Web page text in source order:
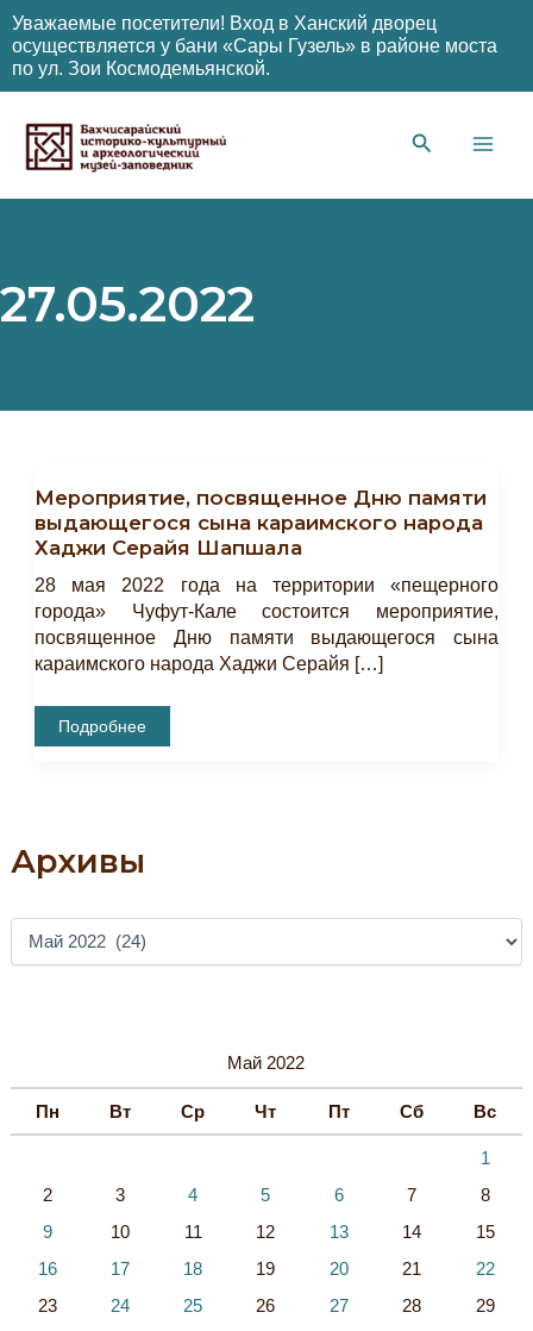
Уважаемые посетители! Вход в Ханский дворец
осуществляется у бани «Сары Гузель» в районе моста
по ул. Зои Космодемьянской.
содержимому
27.05.2022
Архивы
Май 2022
Пн Вт Ср Чт Пт Сб Вс
1
2
3 4 5 6 7
8
9
10 11 12 13 14
15
16
17 18 19 20 21
22
23
24 25 26 27 28
29
Мероприятие, посвященное Дню памяти
выдающегося сына караимского народа
Хаджи Серайя Шапшала
28 мая 2022 года на территории «пещерного
города» Чуфут-Кале состоится мероприятие,
посвященное Дню памяти выдающегося сына
караимского народа Хаджи Серайя […]
Мероприятие,
Посвященное
Хаджи
Серайя
Подробнее